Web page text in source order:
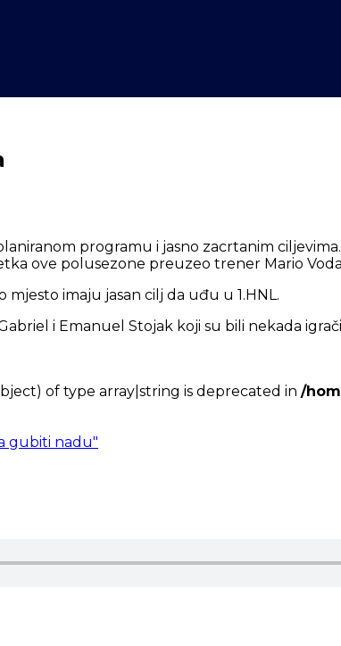
programu i jasno zacrtanim
ove polusezone preuzeo trener Mario
imaju jasan cilj da uđu u 1.HNL.
i Emanuel Stojak koji su bili nekada
of type array|string is deprecated in /
gubiti nadu"